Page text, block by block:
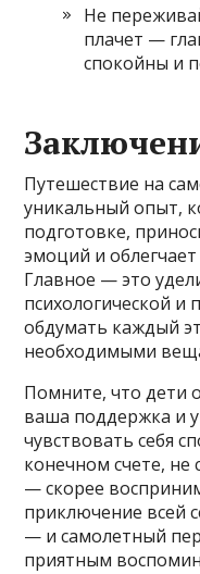
Не
плачет —
спокойны и
Путешествие на
уникальный опыт,
подготовке,
эмоций и
Главное — это
психологической и
обдумать каждый
необходимыми
Помните, что дети
ваша поддержка и
чувствовать себя
конечном счете, не
— скорее
приключение всей
— и самолетный
приятным